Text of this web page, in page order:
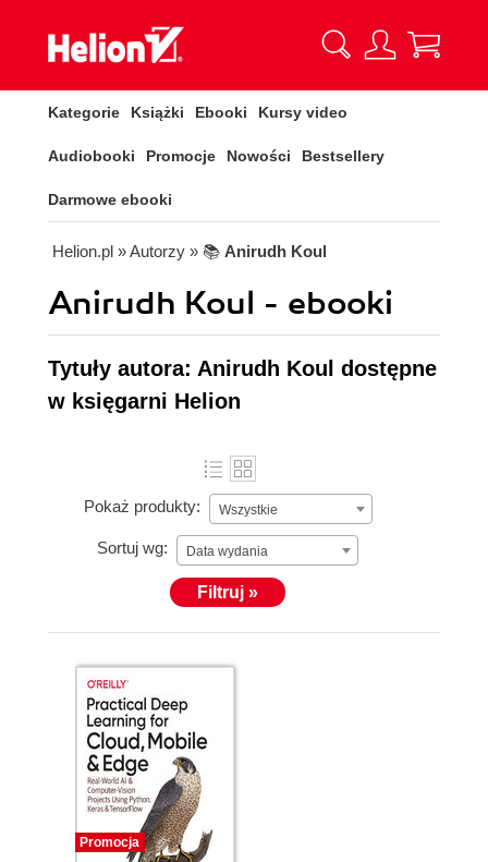
Kategorie Książki Ebooki Kursy video
Audiobooki Promocje Nowości Bestsellery
Darmowe ebooki
Helion.pl » Autorzy » 📚 Anirudh Koul
Anirudh Koul - ebooki
Tytuły autora: Anirudh Koul dostępne
w księgarni Helion
Pokaż produkty: Wszystkie
Sortuj wg: Data wydania
Filtruj »
Promocja